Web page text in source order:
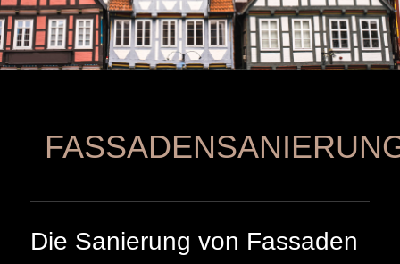
Die Sanierung von Fassaden